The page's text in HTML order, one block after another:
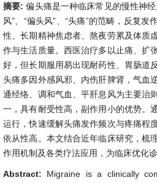
摘要:偏头痛是一种临床常见的慢性神
风”、“偏头风”、“头痛”的范畴，反复
性、长期精神焦虑者、熬夜劳累及体质
作与生活质量。西医治疗多以止痛、扩
好，但长期服用易出现耐药性、胃肠道
头痛多因外感风邪、内伤肝脾肾，气血
通经络、调和气血、平肝息风为主要治
一，具有耐受性高，副作用小的优势。
运行，快速缓解头痛发作频次与疼痛程
依从性高。本文结合近年临床研究，梳
作用机制及各类疗法应用，为临床优化诊
Abstract: Migraine is a clinically